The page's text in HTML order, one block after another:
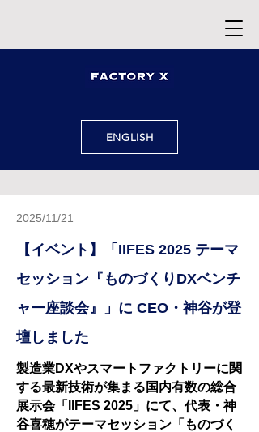
ENGLISH
2025/11/21
【イベント】「IIFES 2025 テーマ
セッション『ものづくりDXベンチ
ャー座談会』」に CEO・神谷が登
壇しました
製造業DXやスマートファクトリーに関
する最新技術が集まる国内有数の総合
展示会「IIFES 2025」にて、代表・神
谷喜穂がテーマセッション「ものづく